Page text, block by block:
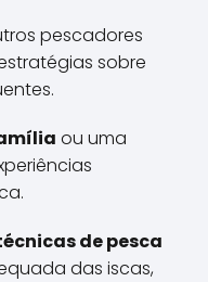
pescadores
sobre
ou uma
de pesca
das iscas,